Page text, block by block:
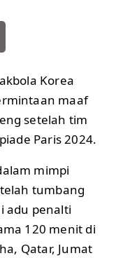
Korea
maaf
setelah tim
Paris 2024.
mimpi
tumbang
adu penalti
120 menit di
Qatar, Jumat